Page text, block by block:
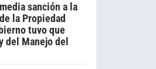
sanción a la
la Propiedad
tuvo que
del Manejo del